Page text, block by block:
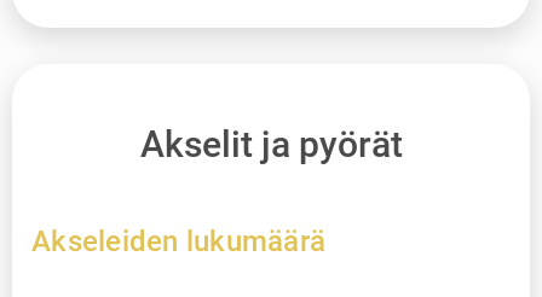
Akselit ja pyörät
Akseleiden lukumäärä